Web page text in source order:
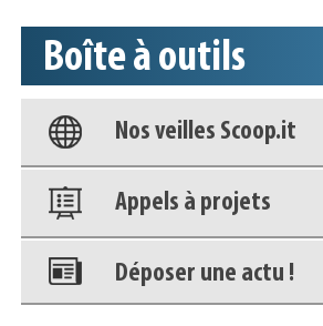
Boîte à outils
Base documentaire
Nos veilles Scoop.it
Appels à projets
Déposer une actu !